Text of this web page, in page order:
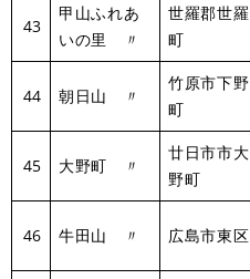
43
甲山ふれあ
いの里 〃
世羅郡世羅
町
44 朝日山 〃
竹原市下野
町
45 大野町 〃
廿日市市大
野町
46 牛田山 〃 広島市東区